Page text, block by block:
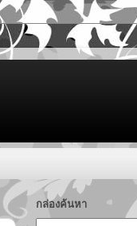
กล่องค้นหา